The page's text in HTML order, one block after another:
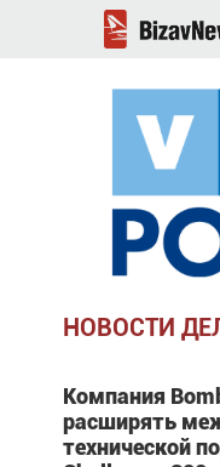
НОВОСТИ
Компания
расширять
технической